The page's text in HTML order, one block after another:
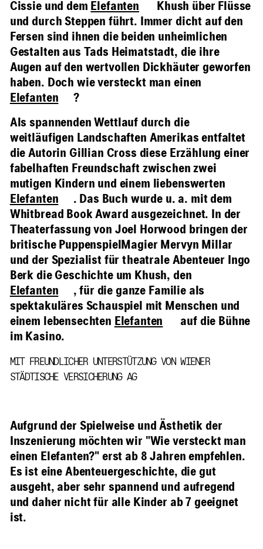
Cissie und dem Elefanten
Khush über Flüsse
und durch Steppen führt. Immer dicht auf den
Fersen sind ihnen die beiden unheimlichen
Gestalten aus Tads Heimatstadt, die ihre
Augen auf den wertvollen Dickhäuter geworfen
haben. Doch wie versteckt man einen
Elefanten
?
Als spannenden Wettlauf durch die
weitläufigen Landschaften Amerikas entfaltet
die Autorin Gillian Cross diese Erzählung einer
fabelhaften Freundschaft zwischen zwei
mutigen Kindern und einem liebenswerten
Elefanten
. Das Buch wurde u. a. mit dem
Whitbread Book Award ausgezeichnet. In der
Theaterfassung von Joel Horwood bringen der
britische Puppenspiel­Magier Mervyn Millar
und der Spezialist für theatrale Abenteuer Ingo
Berk die Geschichte um Khush, den
Elefanten
, für die ganze Familie als
spektakuläres Schauspiel mit Menschen und
einem lebensechten Elefanten
auf die Bühne
im Kasino.
MIT FREUNDLICHER UNTERSTÜTZUNG VON WIENER
STÄDTISCHE VERSICHERUNG AG
Aufgrund der Spielweise und Ästhetik der
Inszenierung möchten wir "Wie versteckt man
einen Elefanten?" erst ab 8 Jahren empfehlen.
Es ist eine Abenteuergeschichte, die gut
ausgeht, aber sehr spannend und aufregend
und daher nicht für alle Kinder ab 7 geeignet
ist.